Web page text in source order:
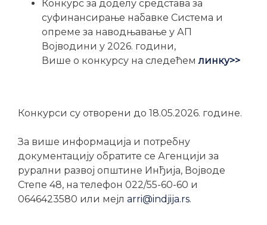
Конкурс за доделу средстава за
суфинансирање набавке Система и
опреме за наводњавање у АП
Војводини у 2026. години,
Више о конкурсу на следећемлинку>>
Конкурси су отворени до 18.05.2026. године.
За више информација и потребну
документацију обратите се Агенцији за
рурални развој општине Инђија, Војводе
Степе 48, на телефон 022/55-60-60 и
0646423580 или мејл arri@indjija.rs.